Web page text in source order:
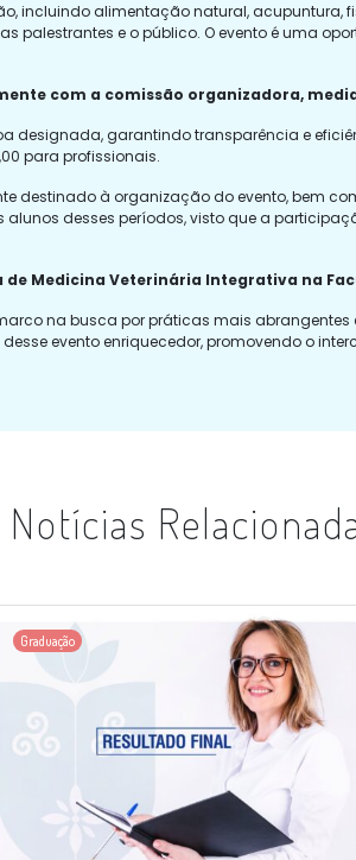
incluindo alimentação natural, acupuntura,
palestrantes e o público. O evento é uma
com a comissão organizadora,
designada, garantindo transparência e
para profissionais.
destinado à organização do evento, bem
desses períodos, visto que a
Medicina Veterinária Integrativa na
na busca por práticas mais
evento enriquecedor, promovendo o
Notícias
Graduação